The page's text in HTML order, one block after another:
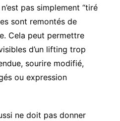
pas simplement “tiré
sont remontés de
Cela peut permettre
d’un lifting trop
sourire modifié,
ou expression
ne doit pas donner